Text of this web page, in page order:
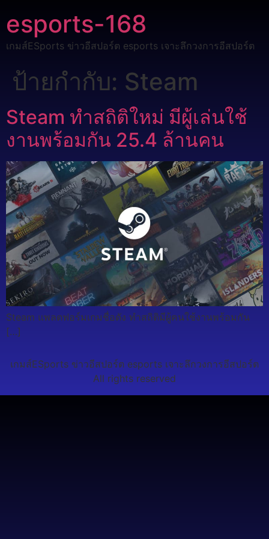
esports-168
เกมส์ESports ข่าวอีสปอร์ต esports เจาะลึกวงการอีสปอร์ต
ป้ายกำกับ: Steam
Steam ทำสถิติใหม่ มีผู้เล่นใช้
งานพร้อมกัน 25.4 ล้านคน
Steam แพลตฟอร์มเกมชื่อดัง ทำสถิติมีผู้คนใช้งานพร้อมกัน
[…]
เกมส์ESports ข่าวอีสปอร์ต esports เจาะลึกวงการอีสปอร์ต
All rights reserved